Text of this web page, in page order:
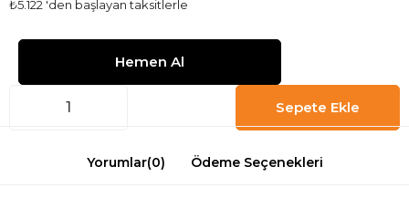
₺5.122 'den başlayan taksitlerle
Yorumlar(0) Ödeme Seçenekleri